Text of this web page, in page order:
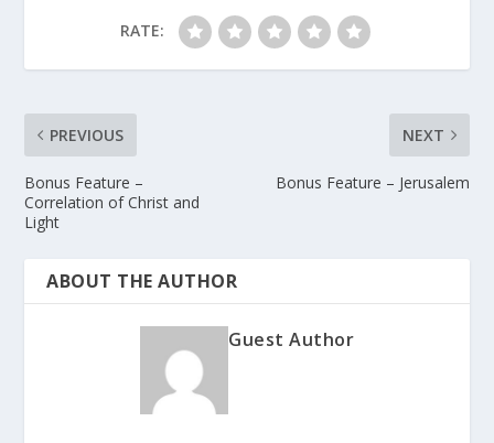
RATE:
PREVIOUS
Bonus Feature –
Correlation of Christ and
Light
NEXT
Bonus Feature – Jerusalem
ABOUT THE AUTHOR
Guest Author